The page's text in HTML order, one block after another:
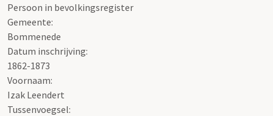
Persoon in bevolkingsregister
Gemeente:
Bommenede
Datum inschrijving:
1862-1873
Voornaam:
Izak Leendert
Tussenvoegsel: